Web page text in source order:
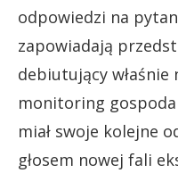
odpowiedzi na
zapowiadają
debiutujący właśnie
monitoring
miał swoje kolejne
głosem nowej fali